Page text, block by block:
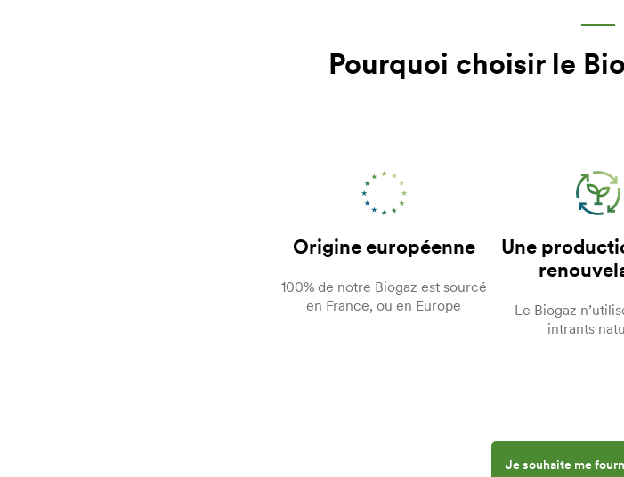
Pourquoi choisir le
Origine européenne
100% de notre Biogaz est sourcé
en France, ou en Europe
Une
Le Biogaz
intrants
Je souhaite me